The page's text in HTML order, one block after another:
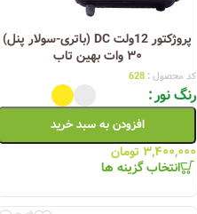
پروژکتور 12ولت DC (باتری-سولار پنل)
۳۰ وات بهین تاب
کد محصول : 628
رنگ نور
افزودن به سبد خرید
۳,۴۰۰,۰۰۰ تومان
انتخاب گزینه ها